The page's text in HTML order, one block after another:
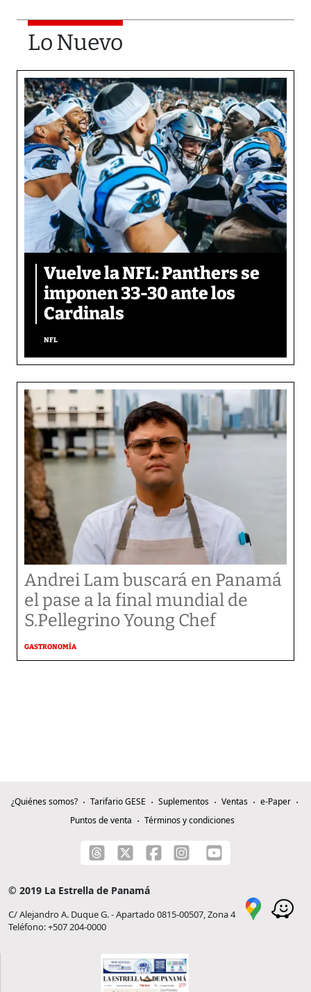
Lo Nuevo
Vuelve la NFL: Panthers se
imponen 33-30 ante los
Cardinals
NFL
Andrei Lam buscará en Panamá
el pase a la final mundial de
S.Pellegrino Young Chef
GASTRONOMÍA
¿Quiénes somos? Tarifario GESE Suplementos Ventas
e-Paper
Puntos de venta
Términos y condiciones
© 2019 La Estrella de Panamá
C/ Alejandro A. Duque G. - Apartado 0815-00507, Zona 4
Teléfono: +507 204-0000